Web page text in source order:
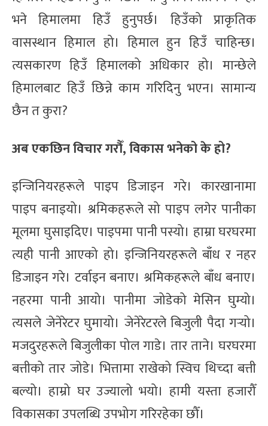
भने हिमालमा हिउँ हुनुपर्छ। हिउँको प्राकृतिक
वासस्थान हिमाल हो। हिमाल हुन हिउँ चाहिन्छ।
त्यसकारण हिउँ हिमालको अधिकार हो। मान्छेले
हिमालबाट हिउँ छिन्ने काम गरिदिनु भएन। सामान्य
छैन त कुरा?
अब एकछिन विचार गरौँ, विकास भनेको के हो?
इन्जिनियरहरूले पाइप डिजाइन गरे। कारखानामा
पाइप बनाइयो। श्रमिकहरूले सो पाइप लगेर पानीका
मूलमा घुसाइदिए। पाइपमा पानी पस्यो। हाम्रा घरघरमा
त्यही पानी आएको हो। इन्जिनियरहरूले बाँध र नहर
डिजाइन गरे। टर्वाइन बनाए। श्रमिकहरूले बाँध बनाए।
नहरमा पानी आयो। पानीमा जोडेको मेसिन घुम्यो।
त्यसले जेनेरेटर घुमायो। जेनेरेटरले बिजुली पैदा गर्‍यो।
मजदुरहरूले बिजुलीका पोल गाडे। तार ताने। घरघरमा
बत्तीको तार जोडे। भित्तामा राखेको स्विच थिच्दा बत्ती
बल्यो। हाम्रो घर उज्यालो भयो। हामी यस्ता हजारौँ
विकासका उपलब्धि उपभोग गरिरहेका छौँ।